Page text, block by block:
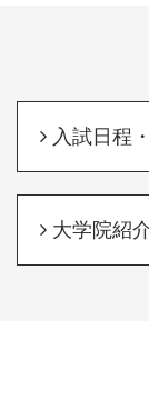
入試日程
大学院紹